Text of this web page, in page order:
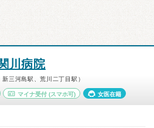
川病院
三河島駅、荒川二丁目駅）
マイナ受付 (スマホ可) 女医在籍